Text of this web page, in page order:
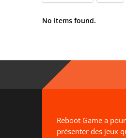
No items found.
Reboot Game a
présenter des jeux